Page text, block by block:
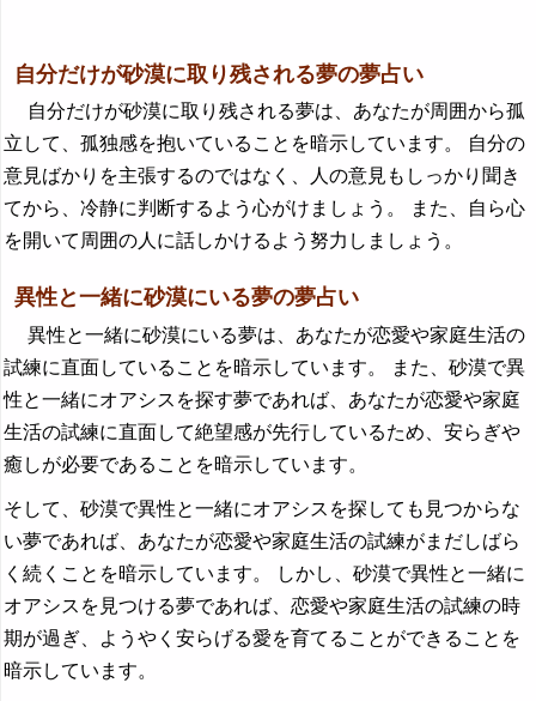
自分だけが砂漠に取り残される夢の夢占い
自分だけが砂漠に取り残される夢は、あなたが周囲から孤
立して、孤独感を抱いていることを暗示しています。 自分の
意見ばかりを主張するのではなく、人の意見もしっかり聞き
てから、冷静に判断するよう心がけましょう。 また、自ら心
を開いて周囲の人に話しかけるよう努力しましょう。
異性と一緒に砂漠にいる夢の夢占い
異性と一緒に砂漠にいる夢は、あなたが恋愛や家庭生活の
試練に直面していることを暗示しています。 また、砂漠で異
性と一緒にオアシスを探す夢であれば、あなたが恋愛や家庭
生活の試練に直面して絶望感が先行しているため、安らぎや
癒しが必要であることを暗示しています。
そして、砂漠で異性と一緒にオアシスを探しても見つからな
い夢であれば、あなたが恋愛や家庭生活の試練がまだしばら
く続くことを暗示しています。 しかし、砂漠で異性と一緒に
オアシスを見つける夢であれば、恋愛や家庭生活の試練の時
期が過ぎ、ようやく安らげる愛を育てることができることを
暗示しています。